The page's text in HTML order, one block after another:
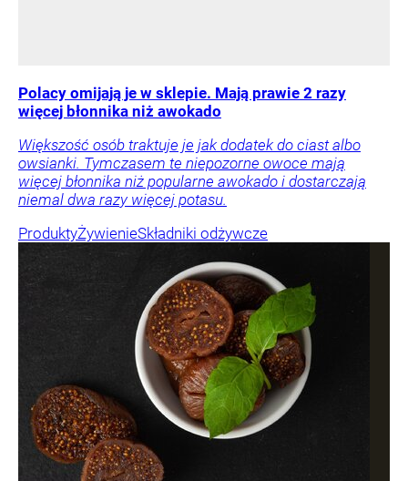
Polacy omijają je w sklepie. Mają prawie 2 razy
więcej błonnika niż awokado
Większość osób traktuje je jak dodatek do ciast albo
owsianki. Tymczasem te niepozorne owoce mają
więcej błonnika niż popularne awokado i dostarczają
niemal dwa razy więcej potasu.
ProduktyŻywienieSkładniki odżywcze